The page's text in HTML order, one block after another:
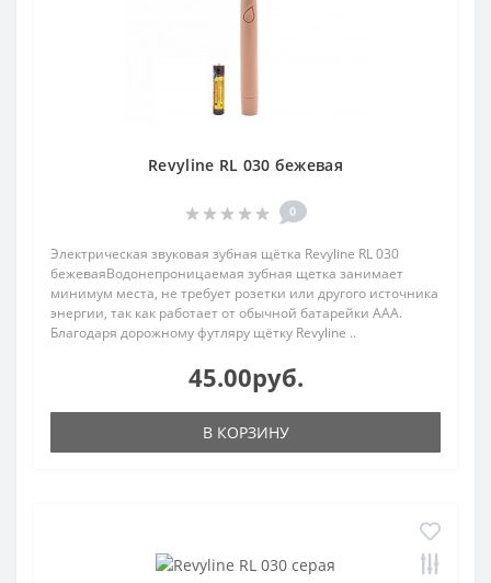
Revyline RL 030 бежевая
0
Электрическая звуковая зубная щётка Revyline RL 030
бежеваяВодонепроницаемая зубная щетка занимает
минимум места, не требует розетки или другого источника
энергии, так как работает от обычной батарейки ААА.
Благодаря дорожному футляру щётку Revyline ..
45.00руб.
В КОРЗИНУ